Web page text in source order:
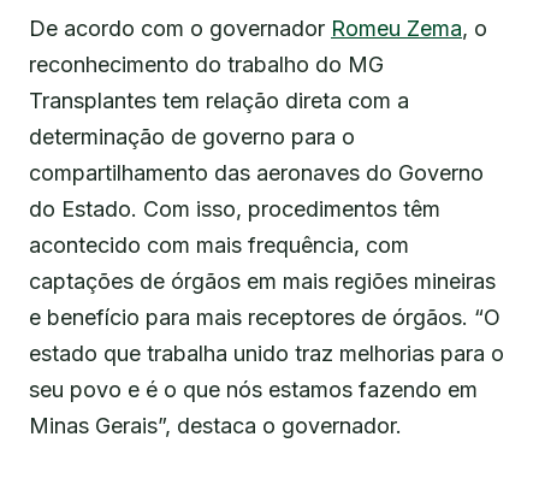
De acordo com o governador Romeu Zema, o
reconhecimento do trabalho do MG
Transplantes tem relação direta com a
determinação de governo para o
compartilhamento das aeronaves do Governo
do Estado. Com isso, procedimentos têm
acontecido com mais frequência, com
captações de órgãos em mais regiões mineiras
e benefício para mais receptores de órgãos. “O
estado que trabalha unido traz melhorias para o
seu povo e é o que nós estamos fazendo em
Minas Gerais”, destaca o governador.